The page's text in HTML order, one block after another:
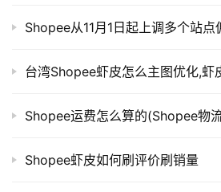
Shopee从11月1日起上调多个站点
台湾Shopee虾皮怎么主图优化,虾
Shopee运费怎么算的(Shopee物
Shopee虾皮如何刷评价刷销量